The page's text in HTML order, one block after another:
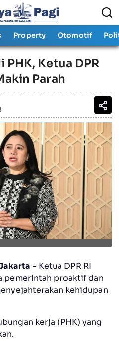
Property Otomotif
PHK, Ketua DPR
Parah
- Ketua DPR RI
pemerintah proaktif dan
kehidupan
kerja (PHK) yang